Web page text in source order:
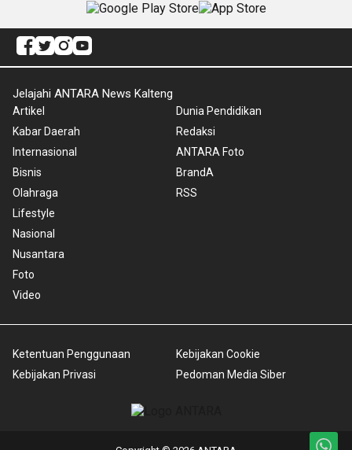
Jelajahi ANTARA News Kalteng
Artikel
Kabar Daerah
Internasional
Bisnis
Olahraga
Lifestyle
Nasional
Nusantara
Foto
Video
Dunia Pendidikan
Redaksi
ANTARA Foto
BrandA
RSS
Ketentuan Penggunaan
Kebijakan Privasi
Kebijakan Cookie
Pedoman Media Siber